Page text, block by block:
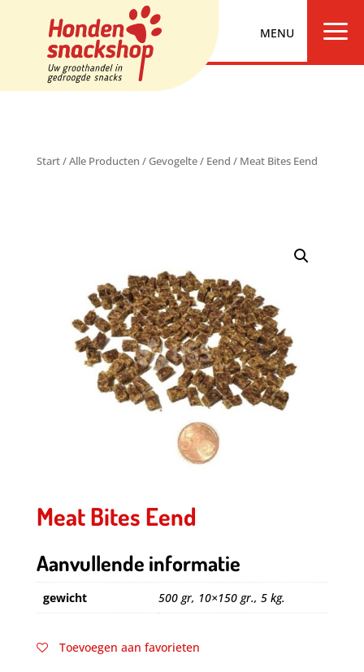
a
Start/Alle Producten /Gevogelte/ Eend / Meat Bites Eend
Meat Bites Eend
Aanvullende informatie
gewicht 500 gr, 10×150 gr., 5 kg.
Toevoegen aan favorieten